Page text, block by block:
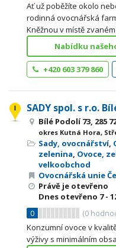
Ať už poběžíte okolo
rodinná ovocnářská
Kněžnou v místě
Nabídku
+420 603 379 860
SADY spol. s r.o.
Bílé Podolí 73, 285
okres Kutná Hora,
Sady, ovocnářství,
zelenina, Ovoce,
velkoobchod
Ovocnářská unie
Právě je otevřeno
Dnes otevřeno 7 -
0
(0
Konzumní ovoce v
výživy s minimálním